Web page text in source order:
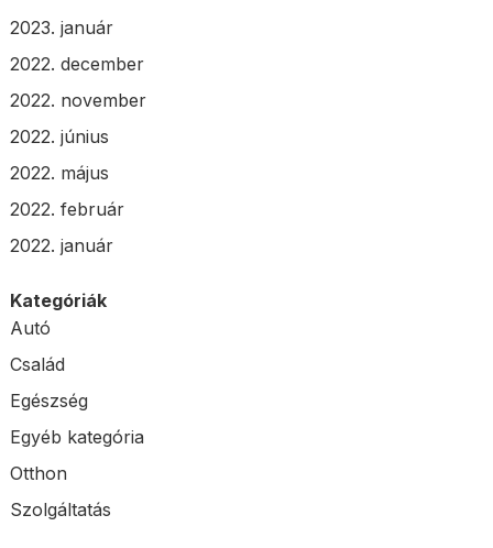
2023. január
2022. december
2022. november
2022. június
2022. május
2022. február
2022. január
Kategóriák
Autó
Család
Egészség
Egyéb kategória
Otthon
Szolgáltatás